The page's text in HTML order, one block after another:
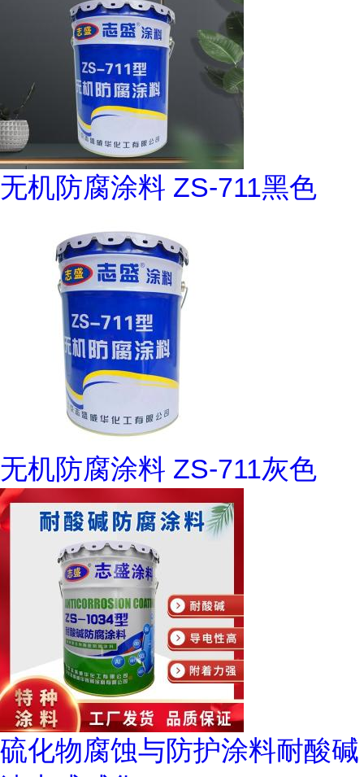
无机防腐涂料 ZS-711黑色
无机防腐涂料 ZS-711灰色
硫化物腐蚀与防护涂料耐酸碱